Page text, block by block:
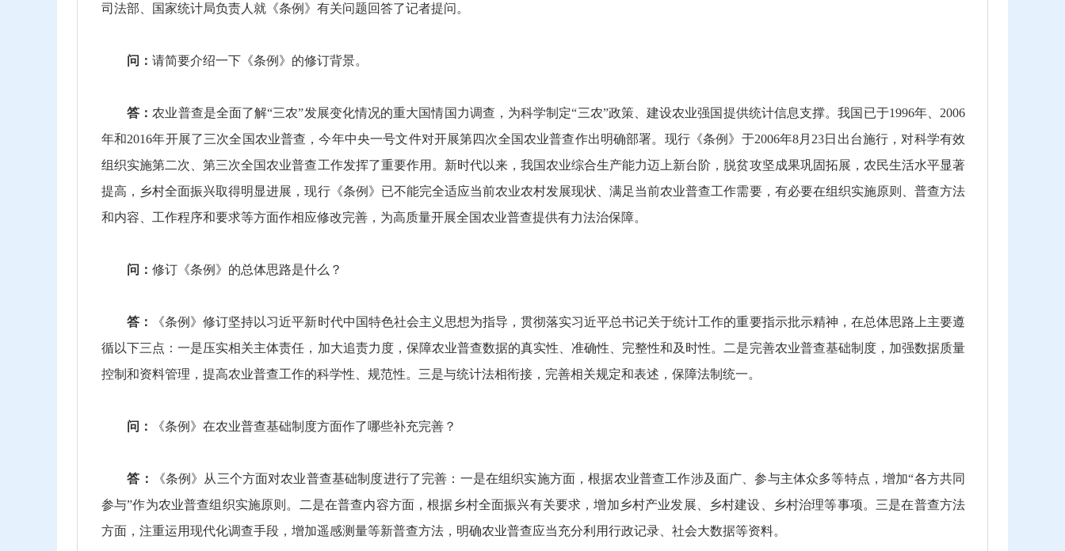
司法部、国家统计局负责人就《条例》有关问题回答了记者提问。
问： 请简要介绍一下《条例》的修订背景。
答：农业普查是全面了解“三农”发展变化情况的重大国情国力调查，为科学制定“三农”政策、建设农业强国提供统计信息支撑。我国已于1996年、2006
年和2016年开展了三次全国农业普查，今年中央一号文件对开展第四次全国农业普查作出明确部署。现行《条例》于2006年8月23日出台施行，对科学有效
组织实施第二次、第三次全国农业普查工作发挥了重要作用。新时代以来，我国农业综合生产能力迈上新台阶，脱贫攻坚成果巩固拓展，农民生活水平显著
提高，乡村全面振兴取得明显进展，现行《条例》已不能完全适应当前农业农村发展现状、满足当前农业普查工作需要，有必要在组织实施原则、普查方法
和内容、工作程序和要求等方面作相应修改完善，为高质量开展全国农业普查提供有力法治保障。
问： 修订《条例》的总体思路是什么？
答：
《条例》修订坚持以习近平新时代中国特色社会主义思想为指导，贯彻落实习近平总书记关于统计工作的重要指示批示精神，在总体思路上主要遵
循以下三点：一是压实相关主体责任，加大追责力度，保障农业普查数据的真实性、准确性、完整性和及时性。二是完善农业普查基础制度，加强数据质量
控制和资料管理，提高农业普查工作的科学性、规范性。三是与统计法相衔接，完善相关规定和表述，保障法制统一。
问： 《条例》在农业普查基础制度方面作了哪些补充完善？
答：
《条例》从三个方面对农业普查基础制度进行了完善：一是在组织实施方面，根据农业普查工作涉及面广、参与主体众多等特点，增加“各方共同
参与”作为农业普查组织实施原则。二是在普查内容方面，根据乡村全面振兴有关要求，增加乡村产业发展、乡村建设、乡村治理等事项。三是在普查方法
方面，注重运用现代化调查手段，增加遥感测量等新普查方法，明确农业普查应当充分利用行政记录、社会大数据等资料。